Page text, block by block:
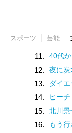
スポーツ 芸能
11. 40代
12. 夜に
13. ダイ
14. ピー
15. 北川
16. もう